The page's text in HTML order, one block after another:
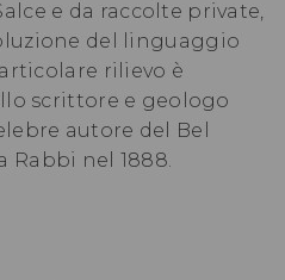
e da raccolte private,
del linguaggio
rilievo è
scrittore e geologo
autore del Bel
Rabbi nel 1888.